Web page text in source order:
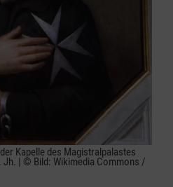
Kapelle des Magistralpalastes
Jh. | © Bild: Wikimedia Commons /